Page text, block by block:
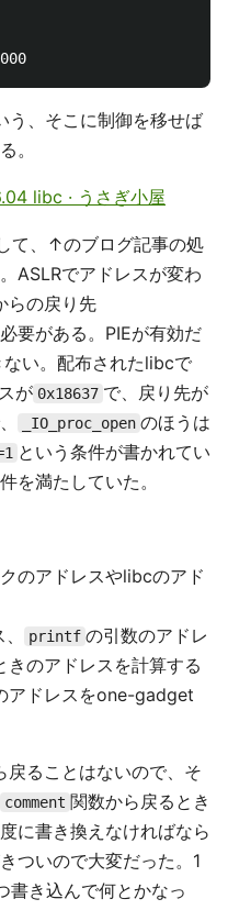
、そこに制御を移せば
。
libc · うさぎ小屋
て、↑のブログ記事の処
ASLRでアドレスが変わ
らの戻り先
要がある。PIEが有効だ
い。配布されたlibcで
が 0x18637 で、戻り先が
_IO_proc_open のほうは
という条件が書かれてい
を満たしていた。
のアドレスやlibcのアド
printf の引数のアドレ
きのアドレスを計算する
アドレスをone-gadget
戻ることはないので、そ
comment 関数から戻るとき
に書き換えなければなら
ついので大変だった。1
書き込んで何とかなっ